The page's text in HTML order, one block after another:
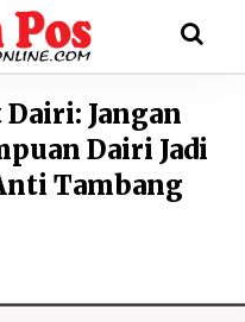
Jangan
Dairi Jadi
Tambang